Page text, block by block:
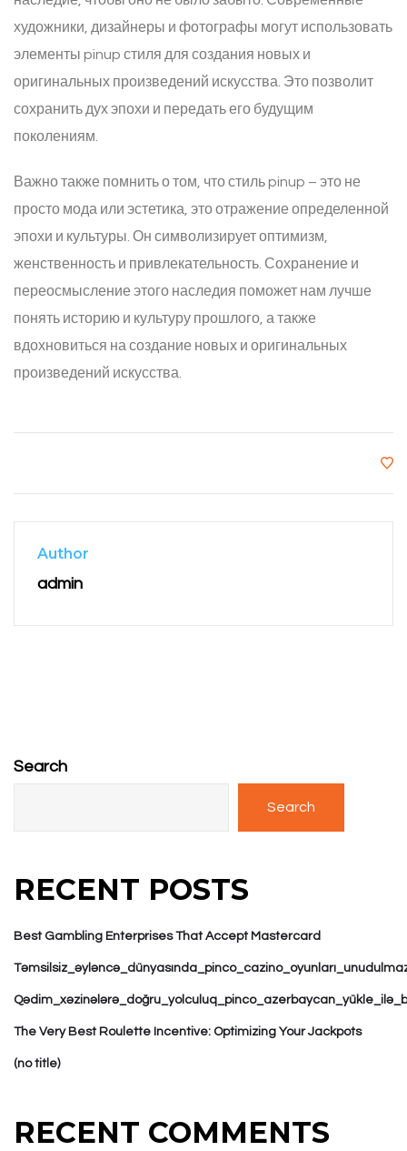
художники, дизайнеры и фотографы могут использовать
элементы pinup стиля для создания новых и
оригинальных произведений искусства. Это позволит
сохранить дух эпохи и передать его будущим
поколениям.
Важно также помнить о том, что стиль pinup – это не
просто мода или эстетика, это отражение определенной
эпохи и культуры. Он символизирует оптимизм,
женственность и привлекательность. Сохранение и
переосмысление этого наследия поможет нам лучше
понять историю и культуру прошлого, а также
вдохновиться на создание новых и оригинальных
произведений искусства.
Author
admin
Search
Search
RECENT POSTS
Best Gambling Enterprises That Accept Mastercard
The Very Best Roulette Incentive: Optimizing Your Jackpots
(no title)
RECENT COMMENTS